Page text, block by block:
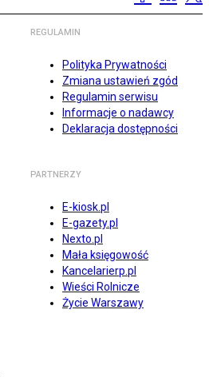
REGULAMIN
Polityka Prywatności
Zmiana ustawień zgód
Regulamin serwisu
Informacje o nadawcy
Deklaracja dostępności
PARTNERZY
E-kiosk.pl
E-gazety.pl
Nexto.pl
Mała księgowość
Kancelarierp.pl
Wieści Rolnicze
Życie Warszawy